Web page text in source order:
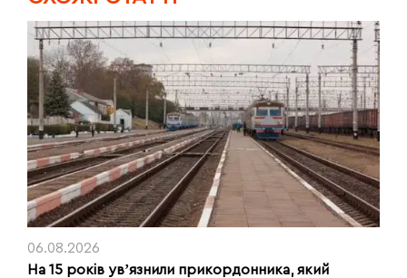
06.08.2026
На 15 років увʼязнили прикордонника, який